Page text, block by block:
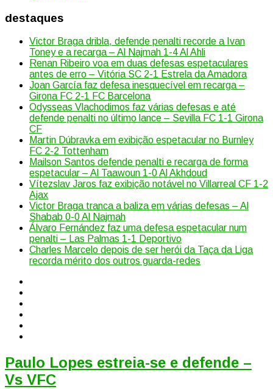
destaques
Victor Braga dribla, defende penalti recorde a Ivan
Toney e a recarga – Al Najmah 1-4 Al Ahli
Renan Ribeiro voa em duas defesas espetaculares
antes de erro – Vitória SC 2-1 Estrela da Amadora
Joan García faz defesa inesquecível em recarga –
Girona FC 2-1 FC Barcelona
Odysseas Vlachodimos faz várias defesas e até
defende penalti no último lance – Sevilla FC 1-1 Girona
CF
Martin Dúbravka em exibição espetacular no Burnley
FC 2-2 Tottenham
Mailson Santos defende penalti e recarga de forma
espetacular – Al Taawoun 1-0 Al Akhdoud
Vítezslav Jaros faz exibição notável no Villarreal CF 1-2
Ajax
Victor Braga tranca a baliza em várias defesas – Al
Shabab 0-0 Al Najmah
Álvaro Fernández faz uma defesa espetacular num
penalti – Las Palmas 1-1 Deportivo
Charles Marcelo depois de ser herói da Taça da Liga
recorda mérito dos outros guarda-redes
Paulo Lopes estreia-se e defende –
Vs VFC